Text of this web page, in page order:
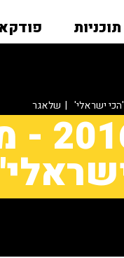
תוכניות
| שלאגר